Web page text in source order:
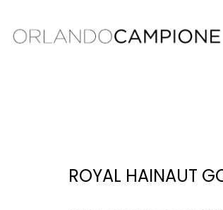
ROYAL HAINAUT